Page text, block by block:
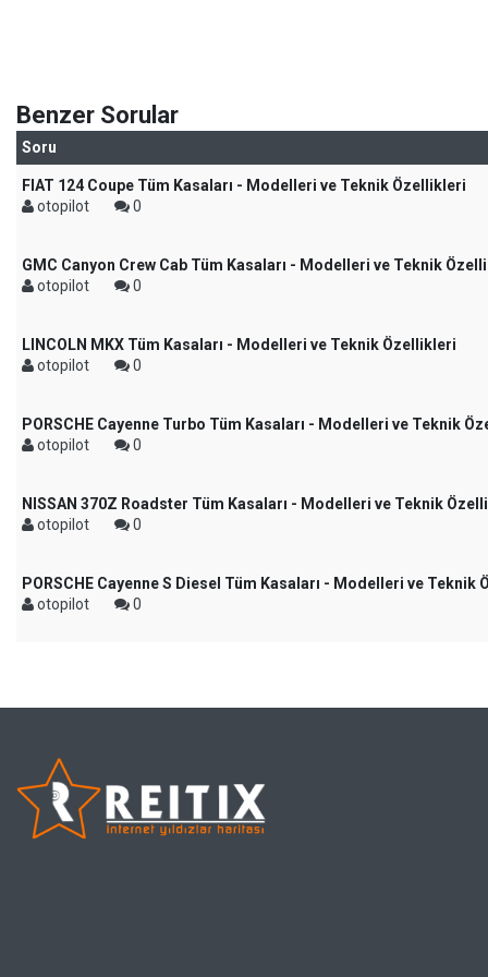
Benzer Sorular
Soru
FIAT 124 Coupe Tüm Kasaları - Modelleri ve Teknik Özellikleri
otopilot
0
GMC Canyon Crew Cab Tüm Kasaları - Modelleri ve Teknik
otopilot
0
LINCOLN MKX Tüm Kasaları - Modelleri ve Teknik Özellikleri
otopilot
0
PORSCHE Cayenne Turbo Tüm Kasaları - Modelleri ve Teknik
otopilot
0
NISSAN 370Z Roadster Tüm Kasaları - Modelleri ve Teknik
otopilot
0
PORSCHE Cayenne S Diesel Tüm Kasaları - Modelleri ve Teknik
otopilot
0